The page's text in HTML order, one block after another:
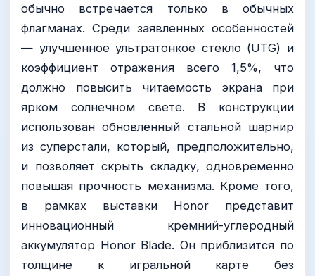
обычно встречается только в обычных
флагманах. Среди заявленных особенностей
— улучшенное ультратонкое стекло (UTG) и
коэффициент отражения всего 1,5%, что
должно повысить читаемость экрана при
ярком солнечном свете. В конструкции
использован обновлённый стальной шарнир
из суперстали, который, предположительно,
и позволяет скрыть складку, одновременно
повышая прочность механизма. Кроме того,
в рамках выставки Honor представит
инновационный кремний-углеродный
аккумулятор Honor Blade. Он приблизится по
толщине к игральной карте без